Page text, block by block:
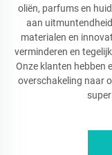
oliën, parfums en
aan
materialen en
verminderen en
Onze klanten hebben
overschakeling naar